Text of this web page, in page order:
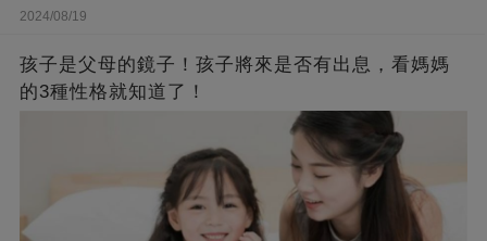
2024/08/19
孩子是父母的鏡子！孩子將來是否有出息，看媽媽
的3種性格就知道了！